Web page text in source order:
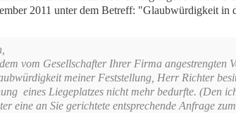
2011 unter dem Betreff: "Glaubwürdigkeit
vom Gesellschafter Ihrer Firma angestrengten
meiner Feststellung, Herr Richter
eines Liegeplatzes nicht mehr bedurfte. (Den
eine an Sie gerichtete entsprechende Anfrage